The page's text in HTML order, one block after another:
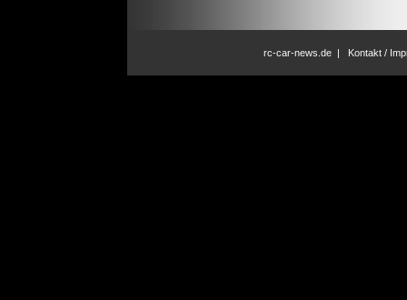
rc-car-news.de| Kontakt /